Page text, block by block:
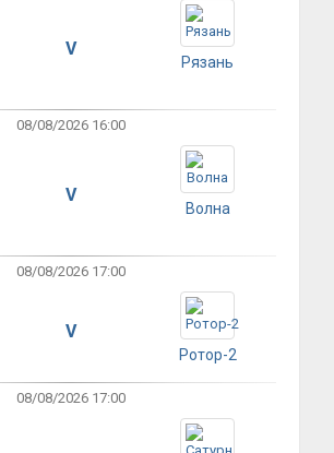
V
Рязань
08/08/2026 16:00
V
Волна
08/08/2026 17:00
V
Ротор-2
08/08/2026 17:00